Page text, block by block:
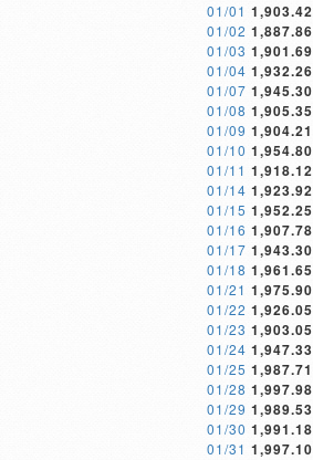
01/01 1,903.42
01/02 1,887.86
01/03 1,901.69
01/04 1,932.26
01/07 1,945.30
01/08 1,905.35
01/09 1,904.21
01/10 1,954.80
01/11 1,918.12
01/14 1,923.92
01/15 1,952.25
01/16 1,907.78
01/17 1,943.30
01/18 1,961.65
01/21 1,975.90
01/22 1,926.05
01/23 1,903.05
01/24 1,947.33
01/25 1,987.71
01/28 1,997.98
01/29 1,989.53
01/30 1,991.18
01/31 1,997.10